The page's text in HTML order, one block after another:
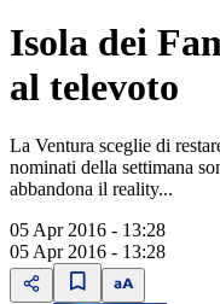
Isola dei
al televoto
La Ventura sceglie di
nominati della settimana
abbandona il reality...
05 Apr 2016 - 13:28
05 Apr 2016 - 13:28